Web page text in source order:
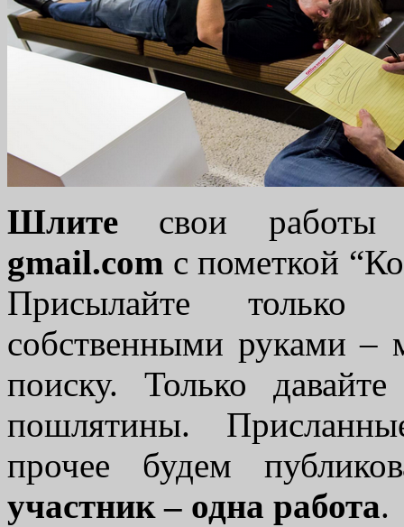
Шлите cвои
gmail.com с пометкой
Присылайте только
собственными руками
поиску. Только
пошлятины.
прочее будем
участник – одна работа.